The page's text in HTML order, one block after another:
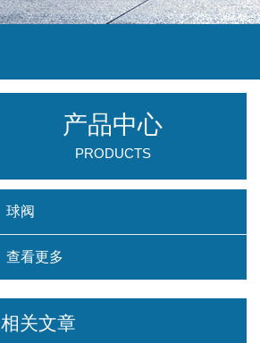
产品中心
PRODUCTS
球阀
查看更多
相关文章